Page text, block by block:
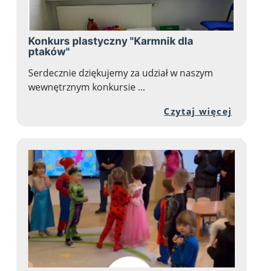
Konkurs plastyczny "Karmnik dla
ptaków"
Serdecznie dziękujemy za udział w naszym
wewnętrznym konkursie ...
Czytaj więcej